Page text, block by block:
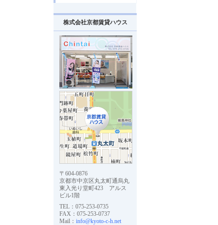
株式会社京都賃貸ハウス
〒604-0876
京都市中京区丸太町通烏丸
東入光り堂町423 アルス
ビル1階
TEL：075-253-0735
FAX：075-253-0737
Mail： info@kyoto-c-h.net